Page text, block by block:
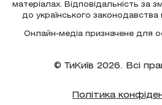
матеріалах. Відповідальність за
до українського
Онлайн-медіа призначене для
© ТиКиїв 2026. Всі
Політика